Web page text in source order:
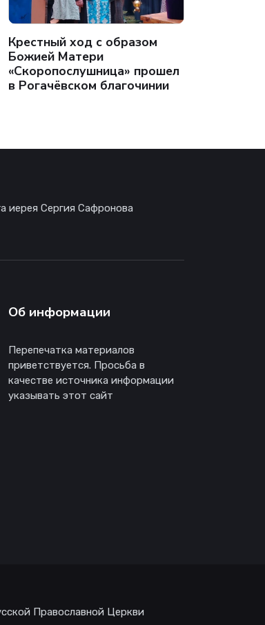
Крестный ход с образом
Божией Матери
«Скоропослушница» прошел
в Рогачёвском благочинии
иерея Сергия Сафронова
Об информации
Перепечатка материалов
приветствуется. Просьба в
качестве источника информации
указывать этот сайт
Православной Церкви